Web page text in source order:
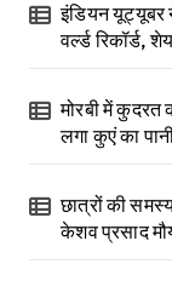
इंडियन यूट्यूबर
वर्ल्ड रिकॉर्ड,
मोरबी में
लगा कुएं का
छात्रों की
केशव प्रसाद